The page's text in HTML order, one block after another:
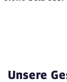
Unsere